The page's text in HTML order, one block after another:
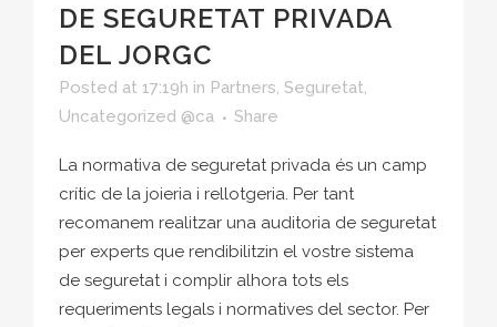
DE SEGURETAT PRIVADA
DEL JORGC
Posted at 17:19h in Partners, Seguretat,
Uncategorized @ca
Share
La normativa de seguretat privada és un camp
crític de la joieria i rellotgeria. Per tant
recomanem realitzar una auditoria de seguretat
per experts que rendibilitzin el vostre sistema
de seguretat i complir alhora tots els
requeriments legals i normatives del sector. Per